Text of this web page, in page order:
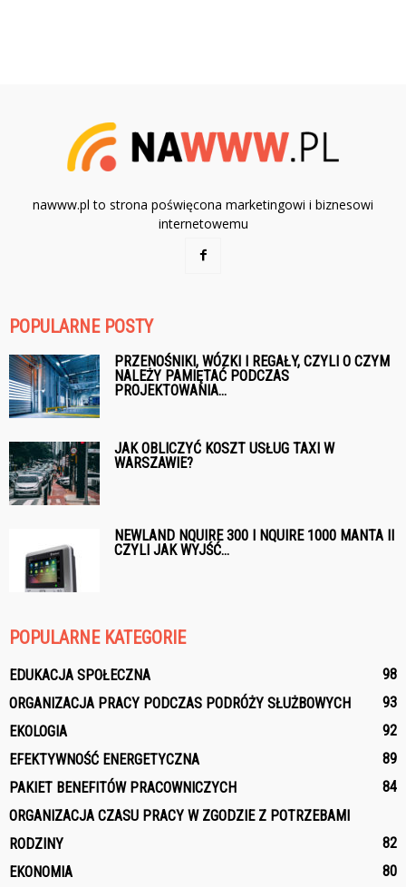
nawww.pl to strona poświęcona marketingowi i biznesowi
internetowemu
POPULARNE POSTY
PRZENOŚNIKI, WÓZKI I REGAŁY, CZYLI O CZYM
NALEŻY PAMIĘTAĆ PODCZAS
PROJEKTOWANIA...
JAK OBLICZYĆ KOSZT USŁUG TAXI W
WARSZAWIE?
NEWLAND NQUIRE 300 I NQUIRE 1000 MANTA II
CZYLI JAK WYJŚĆ...
POPULARNE KATEGORIE
EDUKACJA SPOŁECZNA
98
ORGANIZACJA PRACY PODCZAS PODRÓŻY SŁUŻBOWYCH
93
EKOLOGIA
92
EFEKTYWNOŚĆ ENERGETYCZNA
89
PAKIET BENEFITÓW PRACOWNICZYCH
84
ORGANIZACJA CZASU PRACY W ZGODZIE Z POTRZEBAMI
RODZINY
82
EKONOMIA
80